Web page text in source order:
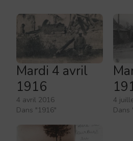
Mardi 4 avril
1916
4 avril 2016
Dans "1916"
4
Dans